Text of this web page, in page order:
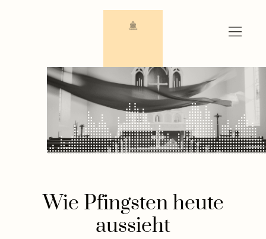
Wie Pfingsten heute
aussieht